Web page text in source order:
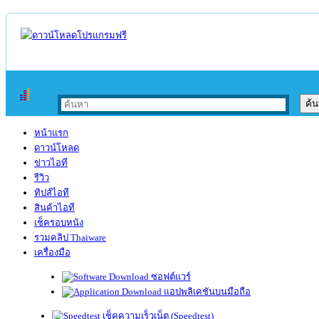
หน้าแรก
ดาวน์โหลด
ข่าวไอที
รีวิว
ทิปส์ไอที
สินค้าไอที
เช็ครอบหนัง
รวมคลิป Thaiware
เครื่องมือ
ซอฟต์แวร์
แอปพลิเคชันบนมือถือ
เช็คความเร็วเน็ต (Speedtest)